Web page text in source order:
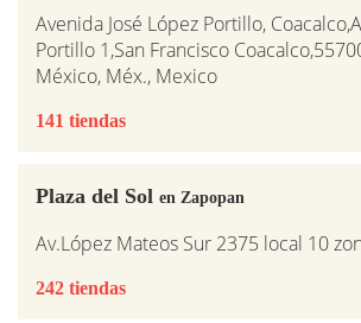
Avenida José López Portillo,
Portillo 1,San Francisco
México, Méx., Mexico
141 tiendas
Plaza del Sol en Zapopan
Av.López Mateos Sur 2375 local 10
242 tiendas